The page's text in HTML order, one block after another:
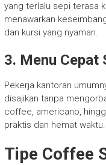
yang terlalu sepi terasa
menawarkan
dan kursi yang nyaman.
3. Menu Cepat
Pekerja kantoran
disajikan tanpa
coffee, americano,
praktis dan hemat waktu.
Tipe Coffee